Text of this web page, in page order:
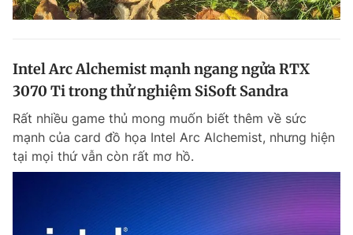
Intel Arc Alchemist mạnh ngang ngửa RTX
3070 Ti trong thử nghiệm SiSoft Sandra
Rất nhiều game thủ mong muốn biết thêm về sức
mạnh của card đồ họa Intel Arc Alchemist, nhưng hiện
tại mọi thứ vẫn còn rất mơ hồ.